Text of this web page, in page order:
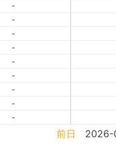
-
-
-
-
-
-
-
-
-
前日